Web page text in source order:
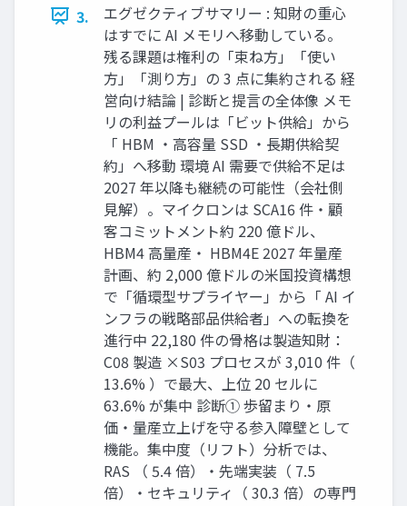
3.
エグゼクティブサマリー : 知財の重心
はすでに AI メモリへ移動している。
残る課題は権利の「束ね方」「使い
方」「測り方」の 3 点に集約される 経
営向け結論 | 診断と提言の全体像 メモ
リの利益プールは「ビット供給」から
「 HBM ・高容量 SSD ・長期供給契
約」へ移動 環境 AI 需要で供給不足は
2027 年以降も継続の可能性（会社側
見解）。マイクロンは SCA16 件・顧
客コミットメント約 220 億ドル、
HBM4 高量産・ HBM4E 2027 年量産
計画、約 2,000 億ドルの米国投資構想
で「循環型サプライヤー」から「 AI イ
ンフラの戦略部品供給者」への転換を
進行中 22,180 件の骨格は製造知財：
C08 製造 ×S03 プロセスが 3,010 件（
13.6% ）で最大、上位 20 セルに
63.6% が集中 診断① 歩留まり・原
価・量産立上げを守る参入障壁として
機能。集中度（リフト）分析では、
RAS （ 5.4 倍）・先端実装（ 7.5
倍）・セキュリティ（ 30.3 倍）の専門